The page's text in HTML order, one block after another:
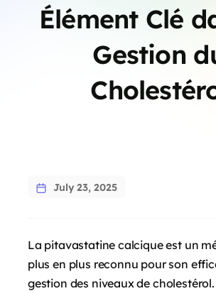
Élément Clé
Gestion
July 23, 2025
La pitavastatine calcique est un
plus en plus reconnu pour son
gestion des niveaux de